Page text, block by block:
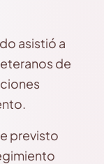
asistió a
de
previsto